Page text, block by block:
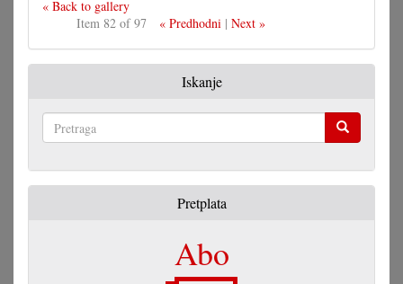
« Back to gallery
Item 82 of 97
« Predhodni| Next »
Iskanje
Pretplata
Abo